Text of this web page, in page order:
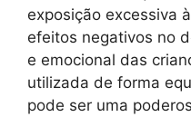
exposição excessiva
efeitos negativos no
e emocional das
utilizada de forma
pode ser uma